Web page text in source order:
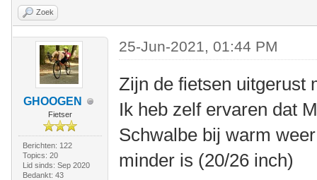
Zoek
GHOOGEN
Fietser
Berichten: 122
Topics: 20
Lid sinds: Sep 2020
Bedankt: 43
25-Jun-2021, 01:44 PM
Zijn de fietsen uitgerust
Ik heb zelf ervaren dat
Schwalbe bij warm
minder is (20/26 inch)